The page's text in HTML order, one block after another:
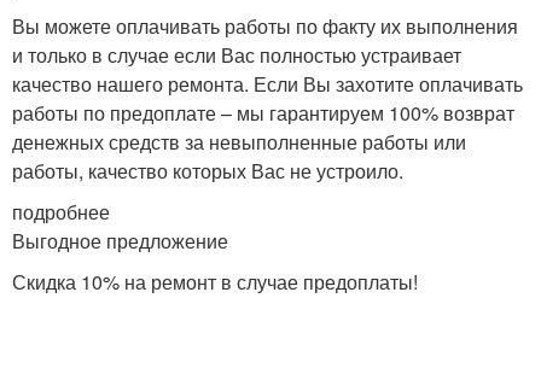
Вы можете оплачивать работы по факту их выполнения
и только в случае если Вас полностью устраивает
качество нашего ремонта. Если Вы захотите оплачивать
работы по предоплате – мы гарантируем 100% возврат
денежных средств за невыполненные работы или
работы, качество которых Вас не устроило.
подробнее
Выгодное предложение
Скидка 10% на ремонт в случае предоплаты!